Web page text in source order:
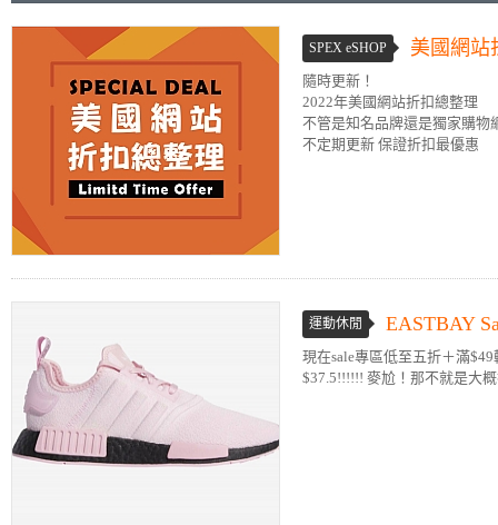
SPEX eSHOP 美國網站
隨時更新！
2022年美國網站折扣總整理
不管是知名品牌還是獨家購物
不定期更新 保證折扣最優惠
運動休閒 EASTBAY
現在sale專區低至五折＋滿
$37.5!!!!!! 麥尬！那不就是大